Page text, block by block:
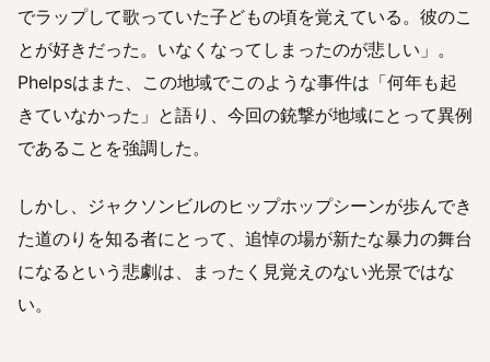
でラップして歌っていた子どもの頃を覚えている。彼のこ
とが好きだった。いなくなってしまったのが悲しい」。
Phelpsはまた、この地域でこのような事件は「何年も起
きていなかった」と語り、今回の銃撃が地域にとって異例
であることを強調した。
しかし、ジャクソンビルのヒップホップシーンが歩んでき
た道のりを知る者にとって、追悼の場が新たな暴力の舞台
になるという悲劇は、まったく見覚えのない光景ではな
い。